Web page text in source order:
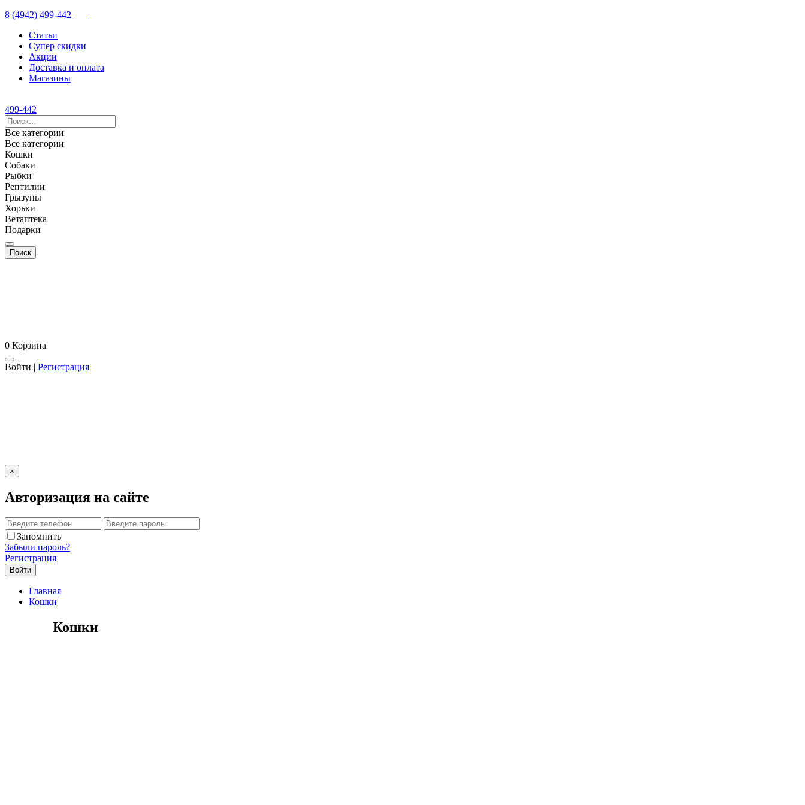
8 (4942) 499-442
Статьи
Супер скидки
Акции
Доставка и оплата
Магазины
499-442
Все категории
Все категории
Кошки
Собаки
Рыбки
Рептилии
Грызуны
Хорьки
Ветаптека
Подарки
0 Корзина
Войти | Регистрация
×
Авторизация на сайте
Запомнить
Забыли пароль?
Регистрация
Главная
Кошки
Кошки